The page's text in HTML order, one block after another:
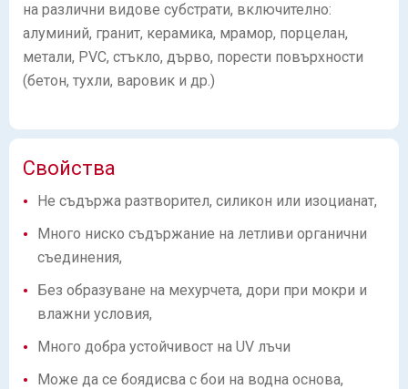
на различни видове субстрати, включително:
алуминий, гранит, керамика, мрамор, порцелан,
метали, PVC, стъкло, дърво, порести повърхности
(бетон, тухли, варовик и др.)
Свойства
Не съдържа разтворител, силикон или изоцианат,
Много ниско съдържание на летливи органични
съединения,
Без образуване на мехурчета, дори при мокри и
влажни условия,
Много добра устойчивост на UV лъчи
Може да се боядисва с бои на водна основа,